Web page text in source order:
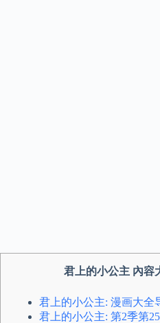
君上的小公主 內容
君上的小公主: 漫画大全
君上的小公主: 第2季第